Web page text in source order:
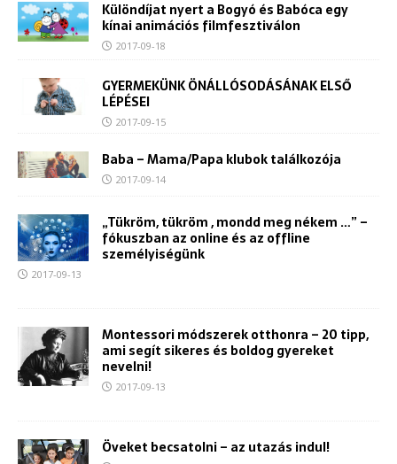
Különdíjat nyert a Bogyó és Babóca egy
kínai animációs filmfesztiválon
2017-09-18
GYERMEKÜNK ÖNÁLLÓSODÁSÁNAK ELSŐ
LÉPÉSEI
2017-09-15
Baba – Mama/Papa klubok találkozója
2017-09-14
„Tükröm, tükröm , mondd meg nékem …” –
fókuszban az online és az offline
személyiségünk
2017-09-13
Montessori módszerek otthonra – 20 tipp,
ami segít sikeres és boldog gyereket
nevelni!
2017-09-13
Öveket becsatolni – az utazás indul!